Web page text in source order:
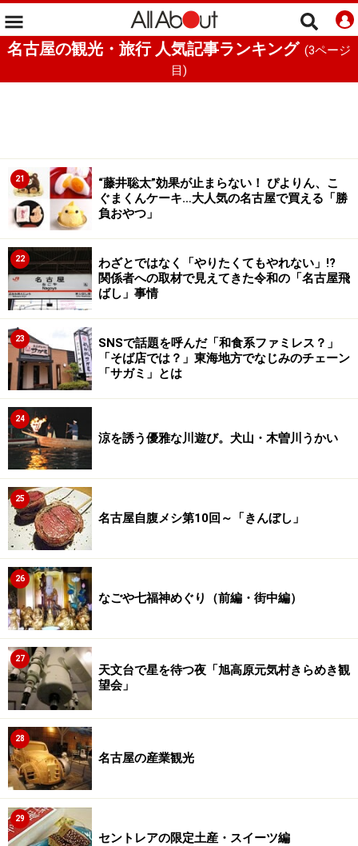
名古屋の観光・旅行 人気記事ランキング (3ページ
目)
21
“藤井聡太”効果が止まらない！ ぴよりん、こ
ぐまくんケーキ…大人気の名古屋で買える「勝
負おやつ」
22
わざとではなく「やりたくてもやれない」!?
関係者への取材で見えてきた令和の「名古屋飛
ばし」事情
23
SNSで話題を呼んだ「和食系ファミレス？」
「そば店では？」東海地方でなじみのチェーン
「サガミ」とは
24
涼を誘う優雅な川遊び。犬山・木曽川うかい
25
名古屋自腹メシ第10回～「きんぼし」
26
なごや七福神めぐり（前編・街中編）
27
天文台で星を待つ夜「旭高原元気村きらめき観
望会」
28
名古屋の産業観光
29
セントレアの限定土産・スイーツ編